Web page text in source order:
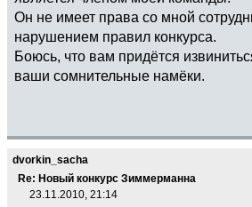
Он не имеет права со мной
нарушением правил конкурса.
Боюсь, что вам придётся
ваши сомнительные намёки.
dvorkin_sacha
Re: Новый конкурс Зиммерманна
23.11.2010, 21:14